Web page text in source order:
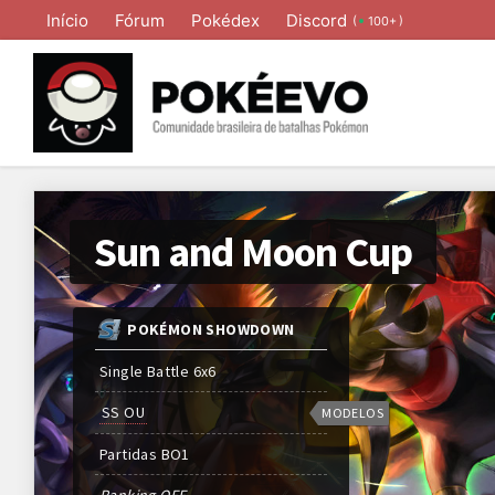
Início Fórum Pokédex Discord ( 100+ )
Sun and Moon Cup
POKÉMON SHOWDOWN
Single Battle 6x6
SS OU
Partidas BO1
MODELOS